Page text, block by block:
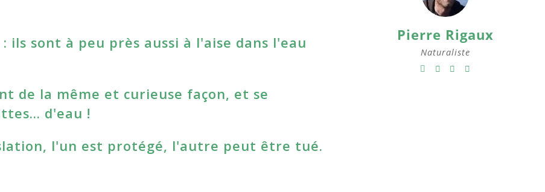
ils sont à peu près aussi à l'aise dans l'eau
de la même et curieuse façon, et se
d'eau !
l'un est protégé, l'autre peut être tué.
Pierre Rigaux
Naturaliste